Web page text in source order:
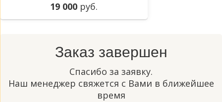
19 000 руб.
Заказ завершен
Спасибо за заявку.
Наш менеджер свяжется с Вами в ближейшее
время